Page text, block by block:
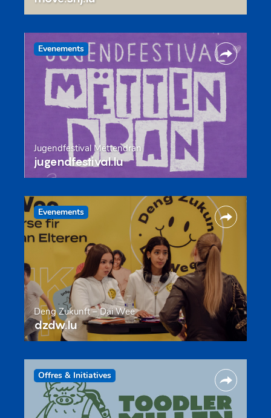
Evenements
Jugendfestival Mëttendran
jugendfestival.lu
Evenements
Deng Zukunft – Däi Wee
dzdw.lu
Offres & Initiatives